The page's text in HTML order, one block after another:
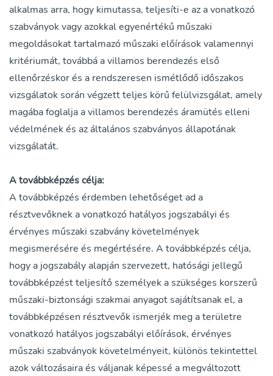
alkalmas arra, hogy kimutassa, teljesíti-e az a vonatkozó
szabványok vagy azokkal egyenértékű műszaki
megoldásokat tartalmazó műszaki előírások valamennyi
kritériumát, továbbá a villamos berendezés első
ellenőrzéskor és a rendszeresen ismétlődő időszakos
vizsgálatok során végzett teljes körű felülvizsgálat, amely
magába foglalja a villamos berendezés áramütés elleni
védelmének és az általános szabványos állapotának
vizsgálatát.
A továbbképzés célja:
A továbbképzés érdemben lehetőséget ad a
résztvevőknek a vonatkozó hatályos jogszabályi és
érvényes műszaki szabvány követelmények
megismerésére és megértésére. A továbbképzés célja,
hogy a jogszabály alapján szervezett, hatósági jellegű
továbbképzést teljesítő személyek a szükséges korszerű
műszaki-biztonsági szakmai anyagot sajátítsanak el, a
továbbképzésen résztvevők ismerjék meg a területre
vonatkozó hatályos jogszabályi előírások, érvényes
műszaki szabványok követelményeit, különös tekintettel
azok változásaira és váljanak képessé a megváltozott